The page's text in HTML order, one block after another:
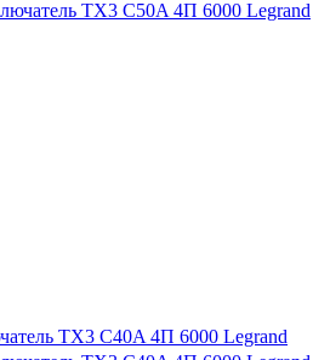
TX3 C40A 4П 6000 Legrand